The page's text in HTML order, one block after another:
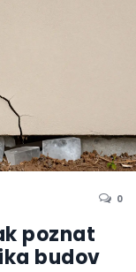
0
poznat
budov